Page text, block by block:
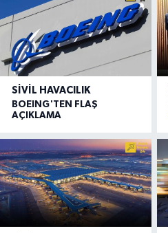
SIVIL HAVACILIK
BOEING'TEN FLAŞ
AÇIKLAMA